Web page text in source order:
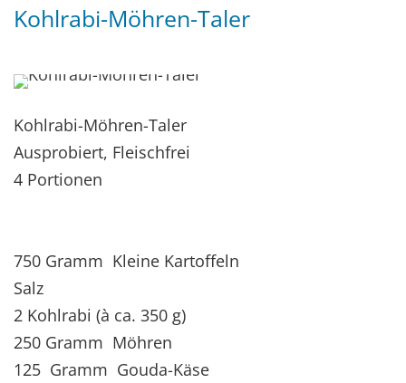
Kohlrabi-Möhren-Taler
Kohlrabi-Möhren-Taler
Ausprobiert, Fleischfrei
4 Portionen
750 Gramm Kleine Kartoffeln
Salz
2 Kohlrabi (à ca. 350 g)
250 Gramm Möhren
125 Gramm Gouda-Käse